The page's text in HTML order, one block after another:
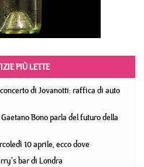
PIÙ LETTE
di Jovanotti: raffica di auto
Bono parla del futuro della
10 aprile, ecco dove
bar di Londra